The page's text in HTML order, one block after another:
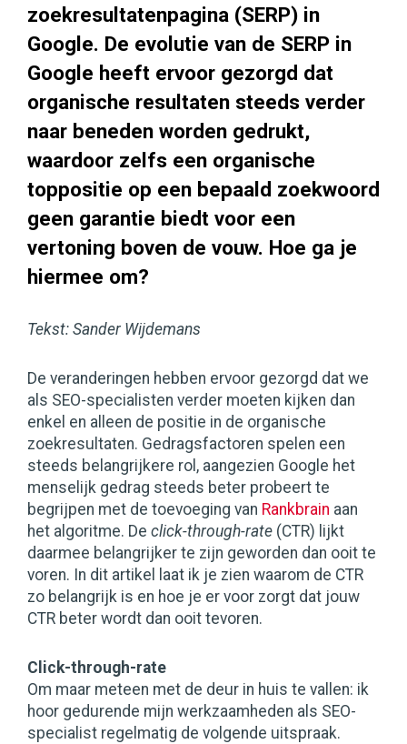
zoekresultatenpagina (SERP) in
Google. De evolutie van de SERP in
Google heeft ervoor gezorgd dat
organische resultaten steeds verder
naar beneden worden gedrukt,
waardoor zelfs een organische
toppositie op een bepaald zoekwoord
geen garantie biedt voor een
vertoning boven de vouw. Hoe ga je
hiermee om?
Tekst: Sander Wijdemans
De veranderingen hebben ervoor gezorgd dat we
als SEO-specialisten verder moeten kijken dan
enkel en alleen de positie in de organische
zoekresultaten. Gedragsfactoren spelen een
steeds belangrijkere rol, aangezien Google het
menselijk gedrag steeds beter probeert te
begrijpen met de toevoeging van Rankbrain aan
het algoritme. De click-through-rate (CTR) lijkt
daarmee belangrijker te zijn geworden dan ooit te
voren. In dit artikel laat ik je zien waarom de CTR
zo belangrijk is en hoe je er voor zorgt dat jouw
CTR beter wordt dan ooit tevoren.
Click-through-rate
Om maar meteen met de deur in huis te vallen: ik
hoor gedurende mijn werkzaamheden als SEO-
specialist regelmatig de volgende uitspraak.